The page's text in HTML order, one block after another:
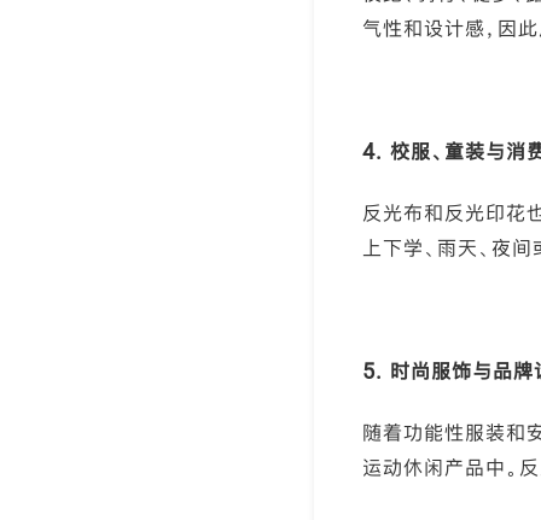
气性和设计感，因
4. 校服、童装与消
反光布和反光印花
上下学、雨天、夜
5. 时尚服饰与品牌
随着功能性服装和
运动休闲产品中。